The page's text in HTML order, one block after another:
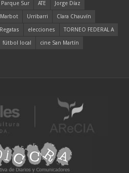
Parque Sur ATE
Jorge Díaz
Marbot Urribarri
Clara Chauvín
Regatas elecciones
TORNEO FEDERAL A
fútbol local cine San Martín